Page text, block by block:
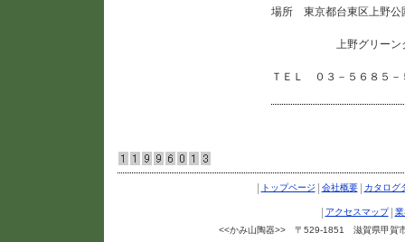
場所 東京都台東区上
上野グリーンク
ＴＥＬ ０３－５６８５－
トップページ 会社概要 カタログ
アクセスマップ
<<かみ山陶器>> 〒529-1851 滋賀県甲賀